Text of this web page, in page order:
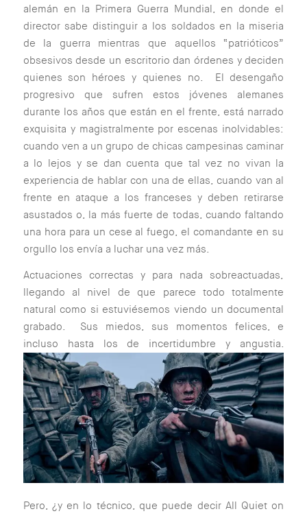
alemán en la Primera Guerra Mundial, en donde el
director sabe distinguir a los soldados en la miseria
de la guerra mientras que aquellos “patrióticos”
obsesivos desde un escritorio dan órdenes y deciden
quienes son héroes y quienes no. El desengaño
progresivo que sufren estos jóvenes alemanes
durante los años que están en el frente, está narrado
exquisita y magistralmente por escenas inolvidables:
cuando ven a un grupo de chicas campesinas caminar
a lo lejos y se dan cuenta que tal vez no vivan la
experiencia de hablar con una de ellas, cuando van al
frente en ataque a los franceses y deben retirarse
asustados o, la más fuerte de todas, cuando faltando
una hora para un cese al fuego, el comandante en su
orgullo los envía a luchar una vez más.
Actuaciones correctas y para nada sobreactuadas,
llegando al nivel de que parece todo totalmente
natural como si estuviésemos viendo un documental
grabado. Sus miedos, sus momentos felices, e
incluso hasta los de incertidumbre y angustia.
Pero, ¿y en lo técnico, que puede decir All Quiet on